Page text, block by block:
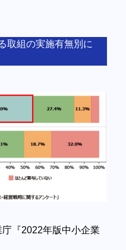
取組の実施有無別に
庁『2022年版中小企業